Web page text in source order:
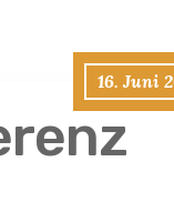
16. Juni